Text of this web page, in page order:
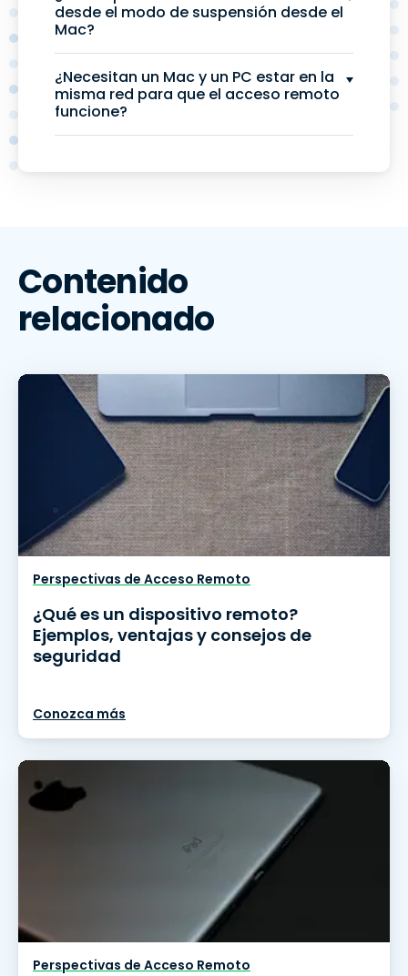
desde el modo de suspensión desde el
Mac?
¿Necesitan un Mac y un PC estar en la
misma red para que el acceso remoto
funcione?
Contenido
relacionado
Perspectivas de Acceso Remoto
¿Qué es un dispositivo remoto?
Ejemplos, ventajas y consejos de
seguridad
Conozca más
Perspectivas de Acceso Remoto